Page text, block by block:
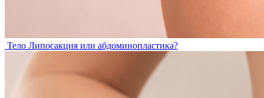
Тело Липосакция или абдоминопластика?